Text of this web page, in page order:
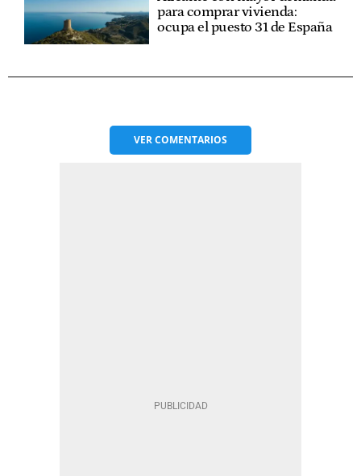
para comprar vivienda:
ocupa el puesto 31 de España
VERCOMENTARIOS